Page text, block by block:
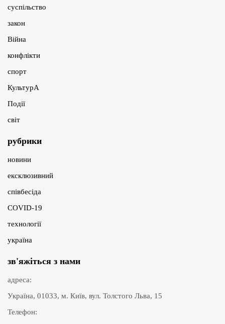
суспільство
закон
Війна
конфлікти
спорт
КультурА
Події
світ
рубрики
новини
ексклюзивний
співбесіда
COVID-19
технології
україна
зв'яжіться з нами
адреса:
Україна, 01033, м. Київ, вул. Толстого Льва, 15
Телефон: